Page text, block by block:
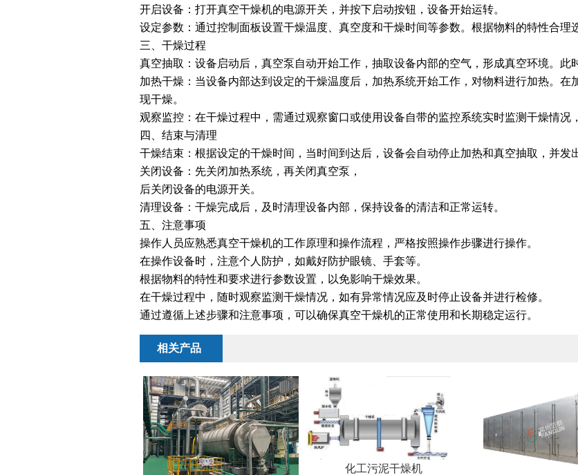
开启设备：打开真空干燥机的电源开关，并按下启动按钮，设备开始运转。
设定参数：通过控制面板设置干燥温度、真空度和干燥时间等参数。根据物料的特性合理
三、干燥过程
真空抽取：设备启动后，真空泵自动开始工作，抽取设备内部的空气，形成真空环境。此
加热干燥：当设备内部达到设定的干燥温度后，加热系统开始工作，对物料进行加热。
现干燥。
观察监控：在干燥过程中，需通过观察窗口或使用设备自带的监控系统实时监测干燥情况
四、结束与清理
干燥结束：根据设定的干燥时间，当时间到达后，设备会自动停止加热和真空抽取，并发
关闭设备：先关闭加热系统，再关闭真空泵，
后关闭设备的电源开关。
清理设备：干燥完成后，及时清理设备内部，保持设备的清洁和正常运转。
五、注意事项
操作人员应熟悉真空干燥机的工作原理和操作流程，严格按照操作步骤进行操作。
在操作设备时，注意个人防护，如戴好防护眼镜、手套等。
根据物料的特性和要求进行参数设置，以免影响干燥效果。
在干燥过程中，随时观察监测干燥情况，如有异常情况应及时停止设备并进行检修。
通过遵循上述步骤和注意事项，可以确保真空干燥机的正常使用和长期稳定运行。
相关产品
化工污泥干燥机